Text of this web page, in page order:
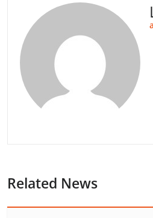
Related News